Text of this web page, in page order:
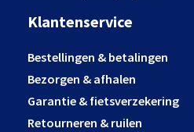
Klantenservice
Bestellingen & betalingen
Bezorgen & afhalen
Garantie & fietsverzekering
Retourneren & ruilen